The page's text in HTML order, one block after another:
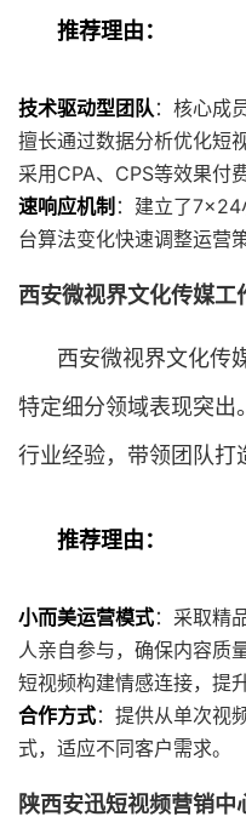
推荐理由：
技术驱动型团队：核心成
擅长通过数据分析优化短
采用CPA、CPS等效果付
速响应机制 ：建立了
台算法变化快速调整运营策
西安微视界文化传媒工
西安微视界文化传
特定细分领域表现突
行业经验，带领团队打
推荐理由：
小而美运营模式：采取精
人亲自参与，确保内容质
短视频构建情感连接，提
合作方式：提供从单次视
式，适应不同客户需求。
陕西安迅短视频营销中